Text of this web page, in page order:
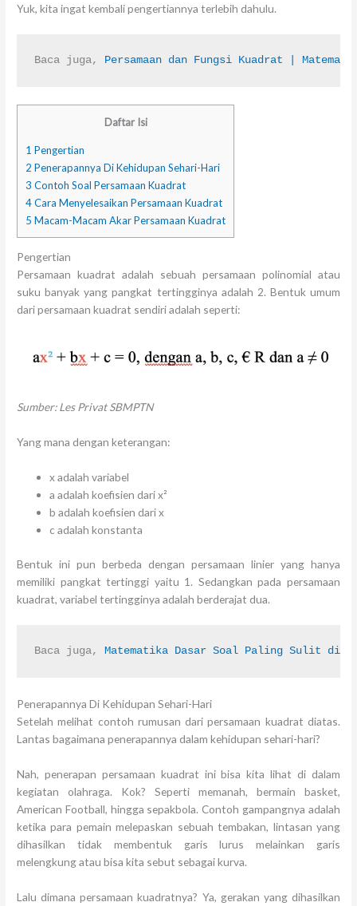
Yuk, kita ingat kembali pengertiannya terlebih dahulu.
Baca juga, Persamaan dan Fungsi Kuadrat |
Daftar Isi
1 Pengertian
2 Penerapannya Di Kehidupan Sehari-Hari
3 Contoh Soal Persamaan Kuadrat
4Cara Menyelesaikan Persamaan Kuadrat
5 Macam-Macam Akar Persamaan Kuadrat
Pengertian
Persamaan kuadrat adalah sebuah persamaan polinomial atau
suku banyak yang pangkat tertingginya adalah 2. Bentuk umum
dari persamaan kuadrat sendiri adalah seperti:
Sumber: Les Privat SBMPTN
Yang mana dengan keterangan:
x adalah variabel
a adalah koefisien dari x²
b adalah koefisien dari x
c adalah konstanta
Bentuk ini pun berbeda dengan persamaan linier yang hanya
memiliki pangkat tertinggi yaitu 1. Sedangkan pada persamaan
kuadrat, variabel tertingginya adalah berderajat dua.
Baca juga, Matematika Dasar Soal Paling Sulit di
Penerapannya Di Kehidupan Sehari-Hari
Setelah melihat contoh rumusan dari persamaan kuadrat diatas.
Lantas bagaimana penerapannya dalam kehidupan sehari-hari?
Nah, penerapan persamaan kuadrat ini bisa kita lihat di dalam
kegiatan olahraga. Kok? Seperti memanah, bermain basket,
American Football, hingga sepakbola. Contoh gampangnya adalah
ketika para pemain melepaskan sebuah tembakan, lintasan yang
dihasilkan tidak membentuk garis lurus melainkan garis
melengkung atau bisa kita sebut sebagai kurva.
Lalu dimana persamaan kuadratnya? Ya, gerakan yang dihasilkan